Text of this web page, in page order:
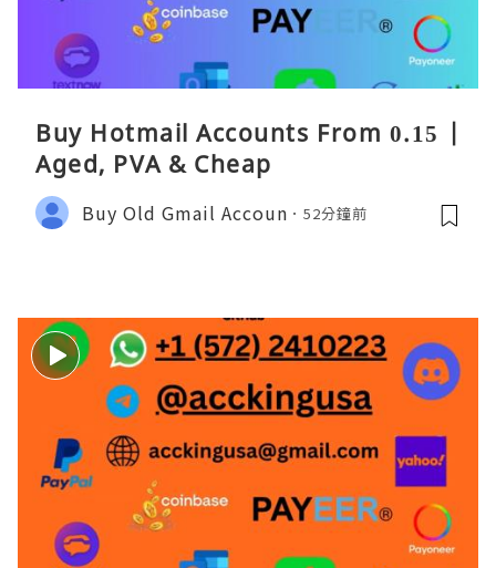
Buy Hotmail Accounts From 0.15 |
Aged, PVA & Cheap
Buy Old Gmail Accoun 52分鐘前